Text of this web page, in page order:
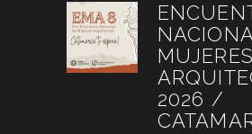
MUJERES
2026 /